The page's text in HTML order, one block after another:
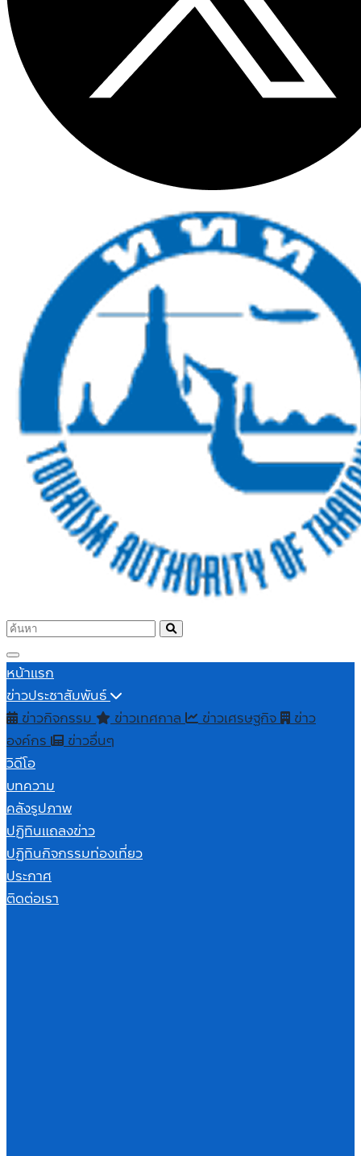
หน้าแรก
ข่าวประชาสัมพันธ์
ข่าวกิจกรรม
ข่าวเทศกาล ข่าวเศรษฐกิจ ข่าว
องค์กร
ข่าวอื่นๆ
วิดีโอ
บทความ
คลังรูปภาพ
ปฏิทินแถลงข่าว
ปฏิทินกิจกรรมท่องเที่ยว
ประกาศ
ติดต่อเรา